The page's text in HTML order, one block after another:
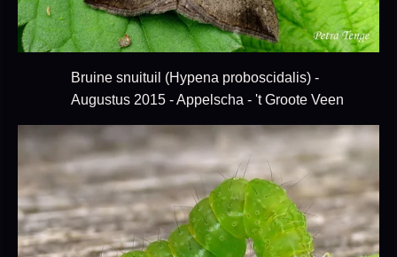
Bruine snuituil (Hypena proboscidalis) -
Augustus 2015 - Appelscha - 't Groote Veen